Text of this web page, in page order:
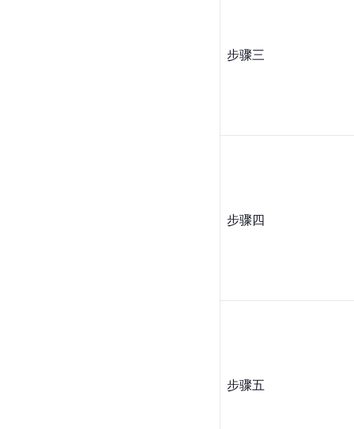
步骤三
步骤四
步骤五